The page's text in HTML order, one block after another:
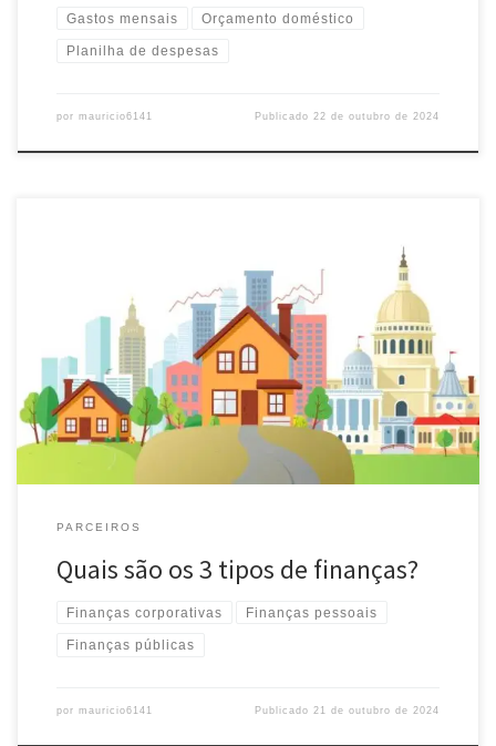
Gastos mensais Orçamento doméstico
Planilha de despesas
por mauricio6141 Publicado 22 de outubro de 2024
As finanças são muito importantes em nossas vidas. Elas atuam em
diferentes áreas, como pessoal, empresarial e governamental.
Você sabia que existem três tipos principais de finanças? Vamos
ver cada um deles, suas características e importância. Principais
Takeaways As finanças pessoais, corporativas e públicas são os 3
principais tipos de […]
PARCEIROS
Quais são os 3 tipos de finanças?
Finanças corporativas Finanças pessoais
Finanças públicas
por mauricio6141 Publicado 21 de outubro de 2024